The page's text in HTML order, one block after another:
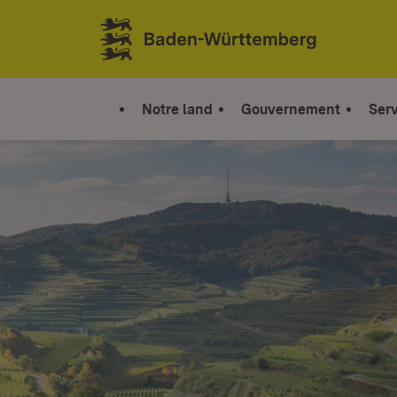
Sauter au contenu
Link zur Startseite
Notre land Gouvernement